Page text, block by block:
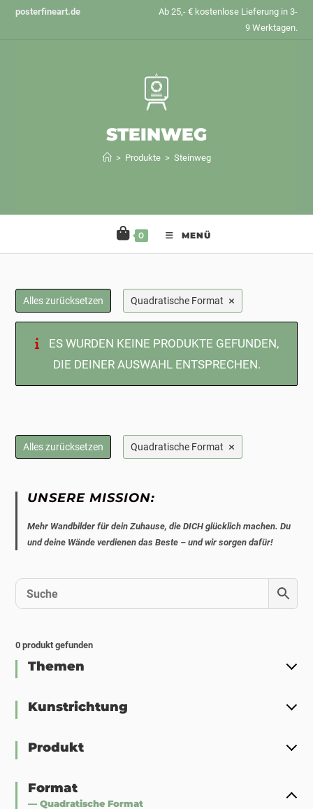
Zumposterfineart.de
Ab 25,- € kostenlose Lieferung in 3-
9 Werktagen.
STEINWEG
> Produkte > Steinweg
0 MENÜ
Alles zurücksetzen Quadratische Format ×
ES WURDEN KEINE PRODUKTE GEFUNDEN,
DIE DEINER AUSWAHL ENTSPRECHEN.
Alles zurücksetzen Quadratische Format ×
UNSERE MISSION:
Mehr Wandbilder für dein Zuhause, die DICH glücklich machen. Du
und deine Wände verdienen das Beste – und wir sorgen dafür!
0 produkt gefunden
Themen
Kunstrichtung
Produkt
Format
— Quadratische Format